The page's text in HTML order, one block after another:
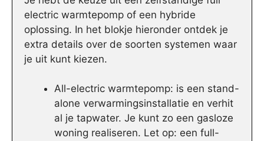
electric warmtepomp of een hybride
oplossing. In het blokje hieronder ontdek je
extra details over de soorten systemen waar
je uit kunt kiezen.
All-electric warmtepomp: is een stand-
alone verwarmingsinstallatie en verhit
al je tapwater. Je kunt zo een gasloze
woning realiseren. Let op: een full-